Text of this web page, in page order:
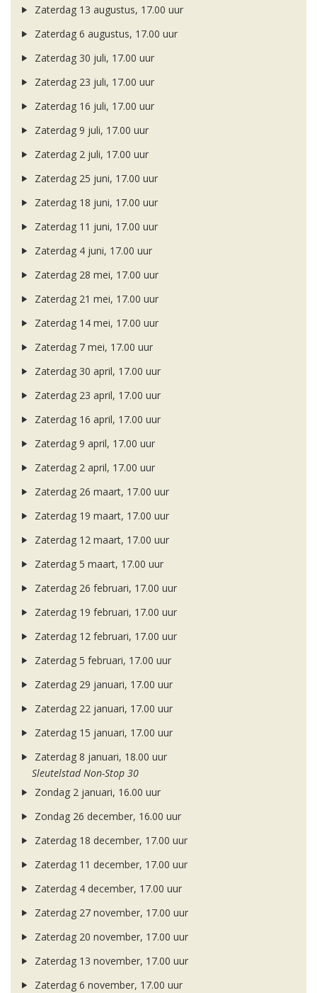
Zaterdag 13 augustus, 17.00 uur
Zaterdag 6 augustus, 17.00 uur
Zaterdag 30 juli, 17.00 uur
Zaterdag 23 juli, 17.00 uur
Zaterdag 16 juli, 17.00 uur
Zaterdag 9 juli, 17.00 uur
Zaterdag 2 juli, 17.00 uur
Zaterdag 25 juni, 17.00 uur
Zaterdag 18 juni, 17.00 uur
Zaterdag 11 juni, 17.00 uur
Zaterdag 4 juni, 17.00 uur
Zaterdag 28 mei, 17.00 uur
Zaterdag 21 mei, 17.00 uur
Zaterdag 14 mei, 17.00 uur
Zaterdag 7 mei, 17.00 uur
Zaterdag 30 april, 17.00 uur
Zaterdag 23 april, 17.00 uur
Zaterdag 16 april, 17.00 uur
Zaterdag 9 april, 17.00 uur
Zaterdag 2 april, 17.00 uur
Zaterdag 26 maart, 17.00 uur
Zaterdag 19 maart, 17.00 uur
Zaterdag 12 maart, 17.00 uur
Zaterdag 5 maart, 17.00 uur
Zaterdag 26 februari, 17.00 uur
Zaterdag 19 februari, 17.00 uur
Zaterdag 12 februari, 17.00 uur
Zaterdag 5 februari, 17.00 uur
Zaterdag 29 januari, 17.00 uur
Zaterdag 22 januari, 17.00 uur
Zaterdag 15 januari, 17.00 uur
Zaterdag 8 januari, 18.00 uur
Sleutelstad Non-Stop 30
Zondag 2 januari, 16.00 uur
Zondag 26 december, 16.00 uur
Zaterdag 18 december, 17.00 uur
Zaterdag 11 december, 17.00 uur
Zaterdag 4 december, 17.00 uur
Zaterdag 27 november, 17.00 uur
Zaterdag 20 november, 17.00 uur
Zaterdag 13 november, 17.00 uur
Zaterdag 6 november, 17.00 uur